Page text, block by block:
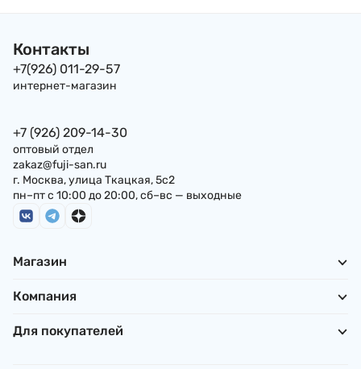
Контакты
+7(926) 011-29-57
интернет-магазин
+7 (926) 209-14-30
оптовый отдел
zakaz@fuji-san.ru
г. Москва, улица Ткацкая, 5с2
пн–пт с 10:00 до 20:00, сб–вс — выходные
Магазин
Компания
Для покупателей